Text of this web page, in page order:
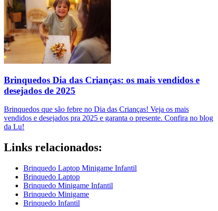
Brinquedos Dia das Crianças: os mais vendidos e
desejados de 2025
Brinquedos que são febre no Dia das Crianças! Veja os mais
vendidos e desejados pra 2025 e garanta o presente. Confira no blog
da Lu!
Links relacionados:
Brinquedo Laptop Minigame Infantil
Brinquedo Laptop
Brinquedo Minigame Infantil
Brinquedo Minigame
Brinquedo Infantil